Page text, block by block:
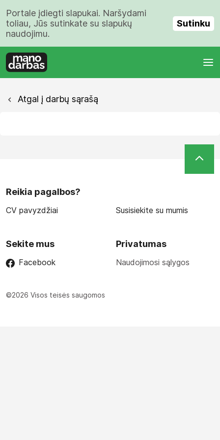
Portale įdiegti slapukai. Naršydami
toliau, Jūs sutinkate su slapukų
naudojimu.
Sutinku
Atgal į darbų sąrašą
Reikia pagalbos?
CV pavyzdžiai Susisiekite su mumis
Sekite mus
Facebook
Privatumas
Naudojimosi sąlygos
©2026 Visos teisės saugomos